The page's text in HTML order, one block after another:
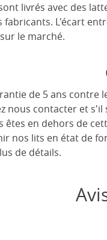
livrés avec des
L'écart
le marché.
de 5 ans contre
nous contacter et
êtes en dehors de
nos lits en état de
de détails.